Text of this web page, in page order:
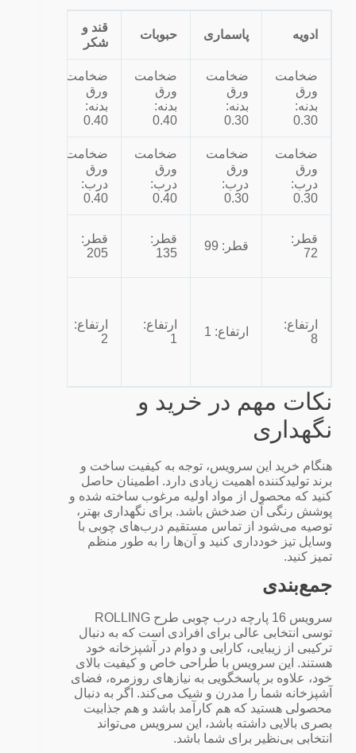
ادویه پاسماری حبوبات
قند و
شکر
ضخامت
ورق
بدنه:
0.30
ضخامت
ورق
بدنه:
0.30
ضخامت
ورق
بدنه:
0.40
ضخامت
ورق
بدنه:
0.40
ضخامت
ورق
درب:
0.30
ضخامت
ورق
درب:
0.30
ضخامت
ورق
درب:
0.40
ضخامت
ورق
درب:
0.40
قطر:
72
قطر: 99
قطر:
135
قطر:
205
ارتفاع:
8
ارتفاع: 1
ارتفاع:
1
ارتفاع:
2
نکات مهم در خرید و
نگهداری
هنگام خرید این سرویس، توجه به کیفیت ساخت و
برند تولیدکننده اهمیت زیادی دارد. اطمینان حاصل
کنید که محصول از مواد اولیه مرغوب ساخته شده و
پوشش رنگی آن ضدخش باشد. برای نگهداری بهتر،
توصیه می‌شود از تماس مستقیم درب‌های چوبی با
وسایل تیز خودداری کنید و آن‌ها را به طور منظم
تمیز کنید.
جمع‌بندی
سرویس 16 پارچه درب چوبی طرح ROLLING
توسی انتخابی عالی برای افرادی است که به دنبال
ترکیبی از زیبایی، کارایی و دوام در آشپزخانه خود
هستند. این سرویس با طراحی خاص و کیفیت بالای
خود، علاوه بر پاسخگویی به نیازهای روزمره، فضای
آشپزخانه شما را مدرن و شیک می‌کند. اگر به دنبال
محصولی هستید که هم کارآمد باشد و هم جذابیت
بصری بالایی داشته باشد، این سرویس می‌تواند
انتخابی بی‌نظیر برای شما باشد.